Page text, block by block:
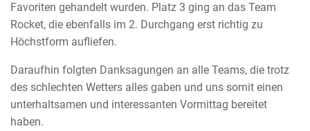
Favoriten gehandelt wurden. Platz 3 ging an das Team
Rocket, die ebenfalls im 2. Durchgang erst richtig zu
Höchstform aufliefen.
Daraufhin folgten Danksagungen an alle Teams, die trotz
des schlechten Wetters alles gaben und uns somit einen
unterhaltsamen und interessanten Vormittag bereitet
haben.